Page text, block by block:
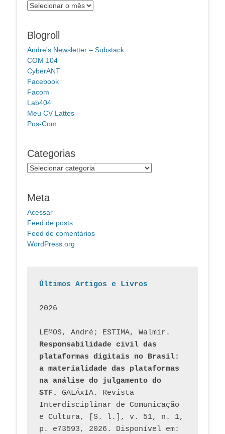
Arquivos
Blogroll
Andre's Newsletter – Substack
COM 104
CyberANT
Facebook
Facom
Lab404
Meu CV Lattes
Pos-Com
Categorias
Categorias
Meta
Acessar
Feed de posts
Feed de comentários
WordPress.org
Últimos Artigos e Livros
2026
Responsabilidade civil das
plataformas digitais no Brasil:
a materialidade das plataformas
na análise do julgamento do
STF.
GALÁxIA. Revista
Interdisciplinar de Comunicação
e Cultura, [S. l.], v. 51, n. 1,
p. e73593, 2026. Disponível em: